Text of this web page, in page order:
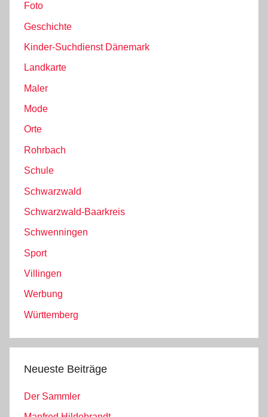
Foto
Geschichte
Kinder-Suchdienst Dänemark
Landkarte
Maler
Mode
Orte
Rohrbach
Schule
Schwarzwald
Schwarzwald-Baarkreis
Schwenningen
Sport
Villingen
Werbung
Württemberg
Neueste Beiträge
Der Sammler